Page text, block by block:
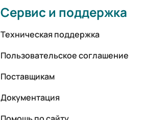
Сервис и поддержка
Техническая поддержка
Пользовательское соглашение
Поставщикам
Документация